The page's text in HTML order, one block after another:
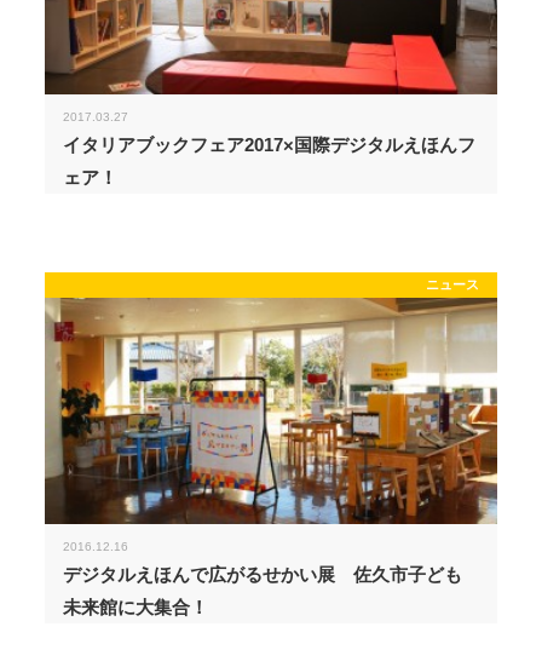
2017.03.27
イタリアブックフェア2017×国際デジタルえほんフ
ェア！
ニュース
2016.12.16
デジタルえほんで広がるせかい展 佐久市子ども
未来館に大集合！